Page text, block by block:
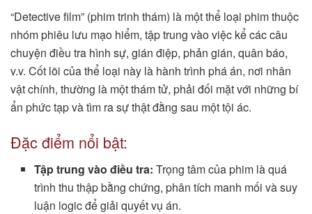
“Detective film” (phim trinh thám) là một thể loại phim thuộc
nhóm phiêu lưu mạo hiểm, tập trung vào việc kể các câu
chuyện điều tra hình sự, gián điệp, phản gián, quân báo,
v.v. Cốt lõi của thể loại này là hành trình phá án, nơi nhân
vật chính, thường là một thám tử, phải đối mặt với những bí
ẩn phức tạp và tìm ra sự thật đằng sau một tội ác.
Đặc điểm nổi bật:
Tập trung vào điều tra: Trọng tâm của phim là quá
trình thu thập bằng chứng, phân tích manh mối và suy
luận logic để giải quyết vụ án.